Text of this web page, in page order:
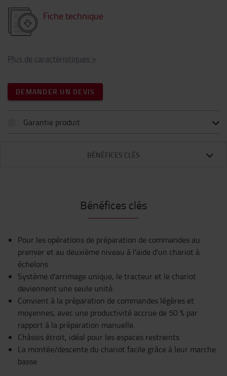
Fiche technique
Plus de caractéristiques >
DEMANDER UN DEVIS
Garantie produit
BÉNÉFICES CLÉS
Bénéfices clés
Pour les opérations de préparation de commandes au
premier et au deuxième niveau à l'aide d'un chariot à
échelons
Système d'arrimage unique, le tracteur et le chariot
deviennent une seule unité.
Convient à la préparation de commandes légères et
moyennes, avec une productivité accrue de 50 % par
rapport à la préparation manuelle.
Châssis étroit, idéal pour les espaces restreints
La montée/descente du chariot facile grâce à leur marche
basse